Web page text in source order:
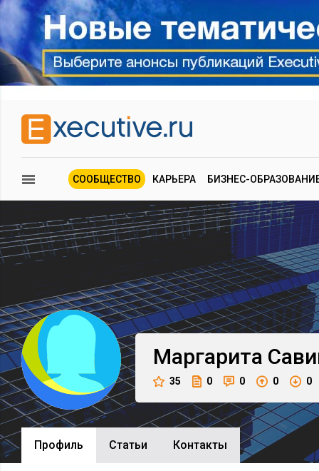
СООБЩЕСТВО КАРЬЕРА БИЗНЕС-
Маргарита
35 0 0 0 0
Профиль Cтатьи Контакты